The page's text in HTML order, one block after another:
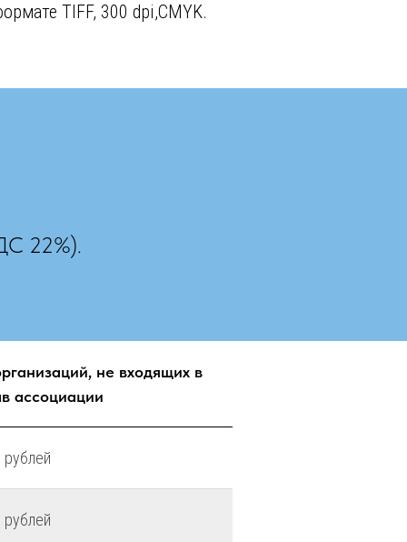
TIFF, 300 dpi,CMYK.
22%).
не входящих в
ассоциации